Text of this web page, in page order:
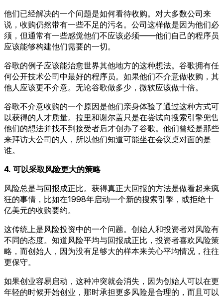
他们已经解决的一个问题是如何看待收购。对大多数公司来
说，收购仍然带有一些不足的污名。公司这样做是因为他们必
须，但通常有一些感觉他们不应该必须——他们自己的程序员
应该能够构建他们需要的一切。
谷歌的例子应该能治愈世界其他地方的这种想法。谷歌拥有任
何公开技术公司中最好的程序员。如果他们不介意做收购，其
他人应该更不介意。无论谷歌做多少，微软应该做十倍。
谷歌不介意收购的一个原因是他们亲身体验了通过这种方式可
以获得的人才质量。拉里和谢尔盖只是在尝试向搜索引擎兜售
他们的想法并找不到接受者后才创办了谷歌。他们曾经是那些
来拜访大公司的人，所以他们知道可能坐在会议桌对面的是
谁。
4. 可以采取风险更大的策略
风险总是与回报成正比。获得真正大回报的方法是做看起来疯
狂的事情，比如在1998年启动一个新的搜索引擎，或拒绝十
亿美元的收购要约。
这传统上是风险投资中的一个问题。创始人和投资者对风险有
不同的态度。知道风险平均与回报成正比，投资者喜欢风险策
略，而创始人，因为没有足够大的样本来关心平均情况，往往
更保守。
如果创业容易启动，这种冲突就会消失，因为创始人可以在更
年轻的时候开始创业，那时承担更多风险是合理的，而且可以